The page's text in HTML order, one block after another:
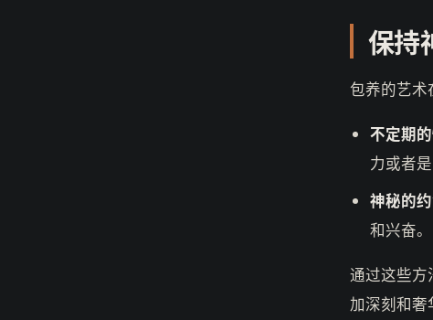
保持
包养的艺术
不定期
力或者
神秘的
和兴奋。
通过这些
加深刻和